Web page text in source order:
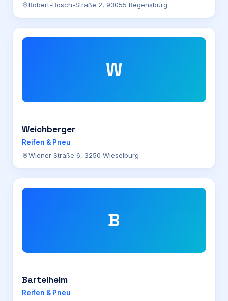
Robert-Bosch-Straße 2, 93055 Regensburg
W
Weichberger
Reifen & Pneu
Wiener Straße 6, 3250 Wieselburg
B
Bartelheim
Reifen & Pneu